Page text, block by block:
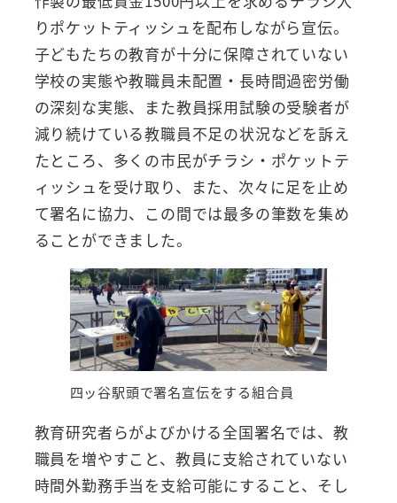
りポケットティッシュを配布しながら宣伝。
子どもたちの教育が十分に保障されていない
学校の実態や教職員未配置・長時間過密労働
の深刻な実態、また教員採用試験の受験者が
減り続けている教職員不足の状況などを訴え
たところ、多くの市民がチラシ・ポケットテ
ィッシュを受け取り、また、次々に足を止め
て署名に協力、この間では最多の筆数を集め
ることができました。
四ッ谷駅頭で署名宣伝をする組合員
教育研究者らがよびかける全国署名では、教
職員を増やすこと、教員に支給されていない
時間外勤務手当を支給可能にすること、そし